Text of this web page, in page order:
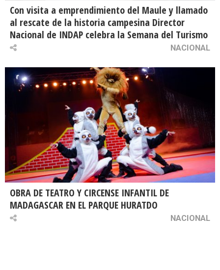
Con visita a emprendimiento del Maule y llamado
al rescate de la historia campesina Director
Nacional de INDAP celebra la Semana del Turismo
NACIONAL
OBRA DE TEATRO Y CIRCENSE INFANTIL DE
MADAGASCAR EN EL PARQUE HURATDO
NACIONAL